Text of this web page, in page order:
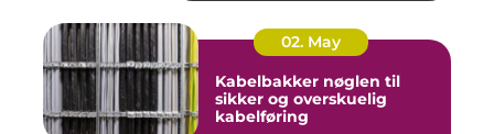
02. May
Kabelbakker nøglen til
sikker og overskuelig
kabelføring